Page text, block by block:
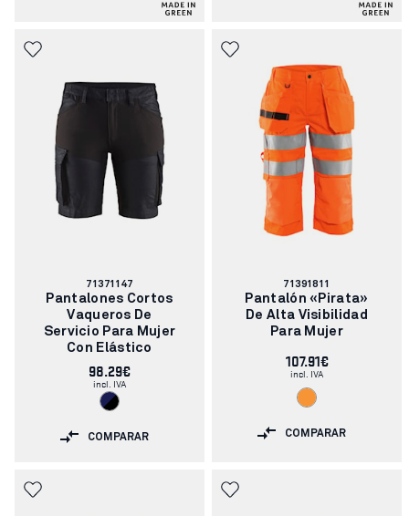
Número
de
artículo:
71371147
Pantalones Cortos
Vaqueros De
Servicio Para Mujer
Con Elástico
98.29€
incl. IVA
COMPARAR
Número
de
artículo:
71391811
Pantalón «Pirata»
De Alta Visibilidad
Para Mujer
107.91€
incl. IVA
COMPARAR